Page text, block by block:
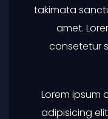
takimata
amet.
consetetur
Lorem ipsum
adipisicing